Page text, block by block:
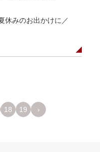
休みのお出かけに／
18 19 ›